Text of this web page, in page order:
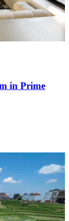
in Prime